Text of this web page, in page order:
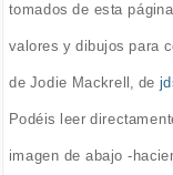
tomados de esta
valores y dibujos para
de Jodie Mackrell, de
Podéis leer
imagen de abajo -